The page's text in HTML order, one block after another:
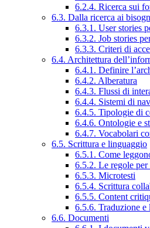
6.2.4. Ricerca sui
6.3. Dalla ricerca ai
6.3.1. User stories
6.3.2. Job stories
6.3.3. Criteri di
6.4. Architettura
6.4.1. Definire
6.4.2. Alberatura
6.4.3. Flussi di
6.4.4. Sistemi di
6.4.5. Tipologie di
6.4.6. Ontologie e
6.4.7. Vocabolari
6.5. Scrittura e linguaggio
6.5.1. Come
6.5.2. Le regole
6.5.3. Microtesti
6.5.4. Scrittura
6.5.5. Content
6.5.6. Traduzione e
6.6. Documenti